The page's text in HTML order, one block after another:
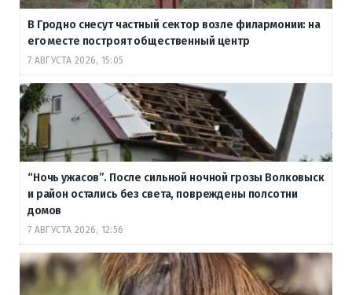
В Гродно снесут частный сектор возле филармонии: на
его месте построят общественный центр
7 АВГУСТА 2026, 15:05
“Ночь ужасов”. После сильной ночной грозы Волковыск
и район остались без света, повреждены полсотни
домов
7 АВГУСТА 2026, 12:56